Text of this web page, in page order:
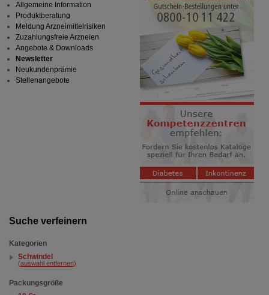
Suche verfeinern
Kategorien
Schwindel
(auswahl entfernen)
Packungsgröße
Allgemeine Information
Produktberatung
Meldung Arzneimittelrisiken
Zuzahlungsfreie Arzneien
Angebote & Downloads
Newsletter
Neukundenprämie
Stellenangebote